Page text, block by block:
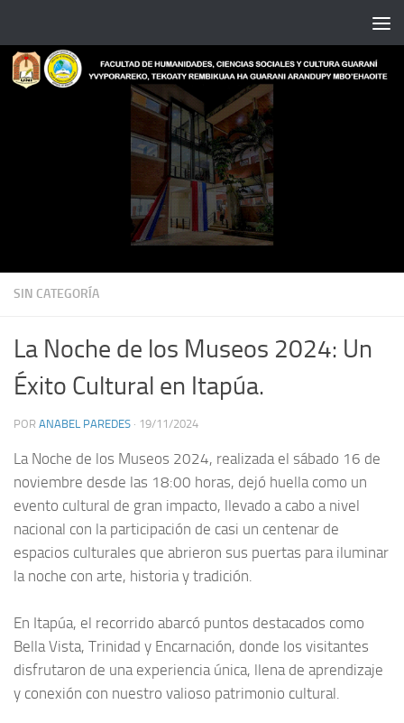
SIN CATEGORÍA
La Noche de los Museos 2024: Un
Éxito Cultural en Itapúa.
POR ANABEL PAREDES · 19/11/2024
La Noche de los Museos 2024, realizada el sábado 16 de
noviembre desde las 18:00 horas, dejó huella como un
evento cultural de gran impacto, llevado a cabo a nivel
nacional con la participación de casi un centenar de
espacios culturales que abrieron sus puertas para iluminar
la noche con arte, historia y tradición.
En Itapúa, el recorrido abarcó puntos destacados como
Bella Vista, Trinidad y Encarnación, donde los visitantes
disfrutaron de una experiencia única, llena de aprendizaje
y conexión con nuestro valioso patrimonio cultural.